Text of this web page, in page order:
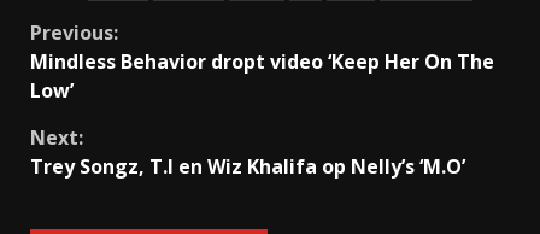
Continue
Reading
Previous:
Mindless Behavior dropt video ‘Keep Her On The
Low’
Next:
Trey Songz, T.I en Wiz Khalifa op Nelly’s ‘M.O’